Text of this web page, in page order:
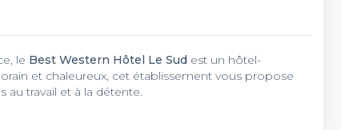
le Best Western Hôtel Le Sud est un hôtel-
et chaleureux, cet établissement vous propose
travail et à la détente.